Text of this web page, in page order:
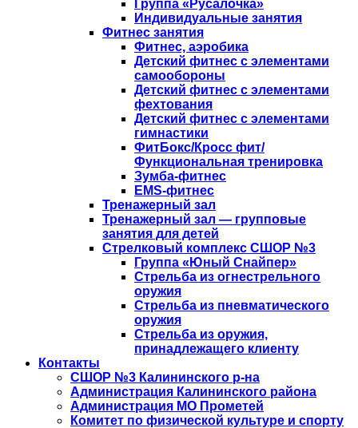
Группа «Русалочка»
Индивидуальные занятия
Фитнес занятия
Фитнес, аэробика
Детский фитнес с элементами
самообороны
Детский фитнес с элементами
фехтования
Детский фитнес с элементами
гимнастики
ФитБокс/Кросс фит/
Функциональная тренировка
Зумба-фитнес
EMS-фитнес
Тренажерный зал
Тренажерный зал — групповые
занятия для детей
Стрелковый комплекс СШОР №3
Группа «Юный Снайпер»
Стрельба из огнестрельного
оружия
Стрельба из пневматического
оружия
Стрельба из оружия,
принадлежащего клиенту
Контакты
СШОР №3 Калининского р-на
Администрация Калининского района
Администрация МО Прометей
Комитет по физической культуре и спорту